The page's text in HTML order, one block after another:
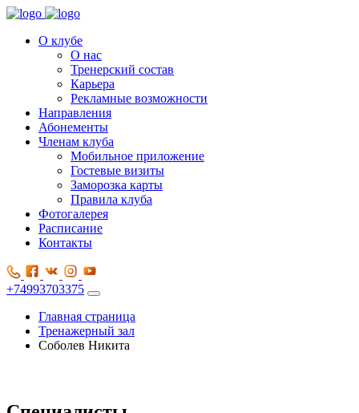
О клубе
О нас
Тренерский состав
Карьера
Рекламные возможности
Направления
Абонементы
Членам клуба
Мобильное приложение
Гостевые визиты
Заморозка карты
Правила клуба
Фотогалерея
Расписание
Контакты
+74993703375
Главная страница
Тренажерный зал
Соболев Никита